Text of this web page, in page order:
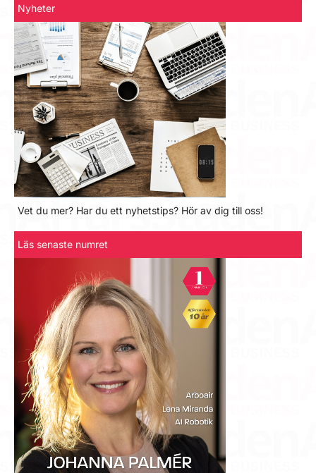
Nyheter
Vet du mer? Har du ett nyhetstips? Hör av dig till oss!
Läs senaste numret